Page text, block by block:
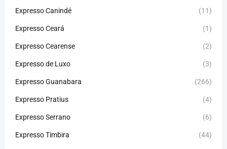
Expresso Canindé (11)
Expresso Ceará (1)
Expresso Cearense (2)
Expresso de Luxo (3)
Expresso Guanabara (266)
Expresso Pratius (4)
Expresso Serrano (6)
Expresso Timbira (44)